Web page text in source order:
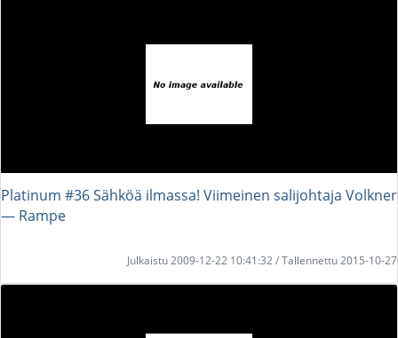
Platinum #36 Sähköä ilmassa! Viimeinen salijohtaja Volkner
― Rampe
Julkaistu 2009-12-22 10:41:32 / Tallennettu 2015-10-27